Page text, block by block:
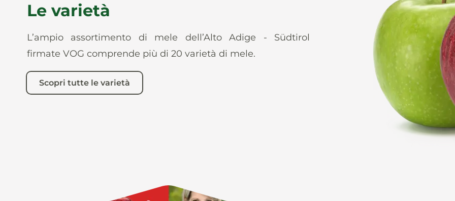
Le varietà
L’ampio assortimento di mele dell’Alto Adige - Südtirol
firmate VOG comprende più di 20 varietà di mele.
Scopri tutte le varietà